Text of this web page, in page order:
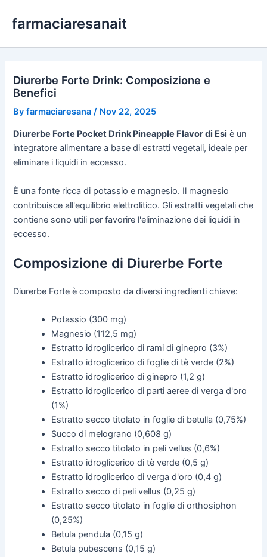
farmaciaresanait
Diurerbe Forte Drink: Composizione e
Benefici
Byfarmaciaresana / Nov 22, 2025
Diurerbe Forte Pocket Drink Pineapple Flavor di Esi è un
integratore alimentare a base di estratti vegetali, ideale per
eliminare i liquidi in eccesso.
È una fonte ricca di potassio e magnesio. Il magnesio
contribuisce all'equilibrio elettrolitico. Gli estratti vegetali che
contiene sono utili per favorire l'eliminazione dei liquidi in
eccesso.
Composizione di Diurerbe Forte
Diurerbe Forte è composto da diversi ingredienti chiave:
Potassio (300 mg)
Magnesio (112,5 mg)
Estratto idroglicerico di rami di ginepro (3%)
Estratto idroglicerico di foglie di tè verde (2%)
Estratto idroglicerico di ginepro (1,2 g)
Estratto idroglicerico di parti aeree di verga d'oro
(1%)
Estratto secco titolato in foglie di betulla (0,75%)
Succo di melograno (0,608 g)
Estratto secco titolato in peli vellus (0,6%)
Estratto idroglicerico di tè verde (0,5 g)
Estratto idroglicerico di verga d'oro (0,4 g)
Estratto secco di peli vellus (0,25 g)
Estratto secco titolato in foglie di orthosiphon
(0,25%)
Betula pendula (0,15 g)
Betula pubescens (0,15 g)